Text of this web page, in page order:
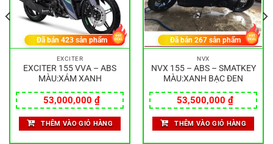
EXCITER
EXCITER 155 VVA – ABS
MÀU:XÁM XANH
53,000,000 ₫
Đã bán423 sản phẩm
THÊM VÀO GIỎ HÀNG
NVX
NVX 155 – ABS – SMATKEY
MÀU:XANH BẠC ĐEN
53,500,000 ₫
Đã bán267 sản phẩm
THÊM VÀO GIỎ HÀNG